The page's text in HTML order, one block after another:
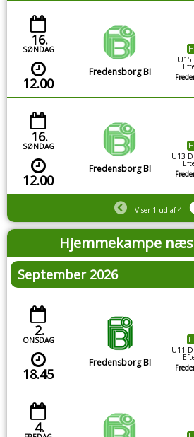
16.
SØNDAG
12.00
Fredensborg BI
U15
16.
SØNDAG
12.00
Fredensborg BI
U13
Viser 1 ud af 4
Hjemmekampe
September 2026
2.
ONSDAG
18.45
Fredensborg BI
U11
4.